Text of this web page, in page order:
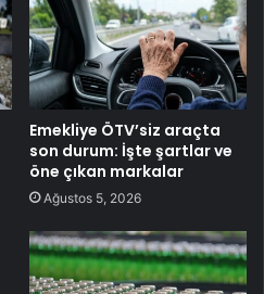
Emekliye ÖTV’siz araçta
son durum: İşte şartlar ve
öne çıkan markalar
Ağustos 5, 2026